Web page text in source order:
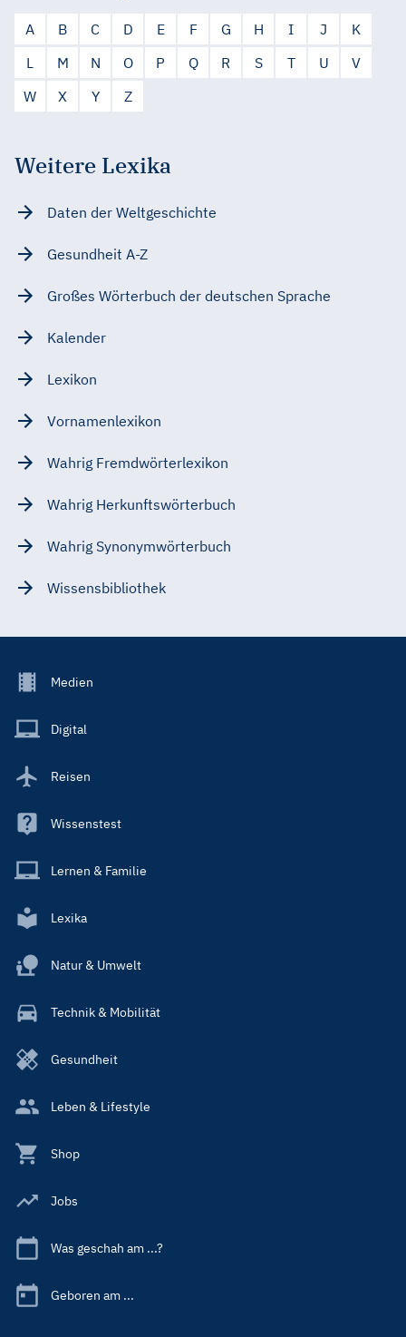
A B C D E F G H I J
K
L
M N O P Q R S T U
V
W
X Y Z
Weitere Lexika
Daten der Weltgeschichte
Gesundheit A-Z
Großes Wörterbuch der deutschen Sprache
Kalender
Lexikon
Vornamenlexikon
Wahrig Fremdwörterlexikon
Wahrig Herkunftswörterbuch
Wahrig Synonymwörterbuch
Wissensbibliothek
Footer
Main
Medien
Digital
Reisen
Wissenstest
Lernen & Familie
Lexika
Natur & Umwelt
Technik & Mobilität
Gesundheit
Leben & Lifestyle
Shop
Jobs
Was geschah am ...?
Geboren am ...